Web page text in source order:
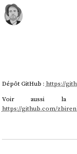
Dépôt GitHub : https://
Voir aussi la
https://github.com/